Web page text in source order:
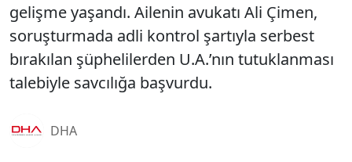
gelişme yaşandı. Ailenin avukatı Ali Çimen,
soruşturmada adli kontrol şartıyla serbest
bırakılan şüphelilerden U.A.’nın tutuklanması
talebiyle savcılığa başvurdu.
DHA